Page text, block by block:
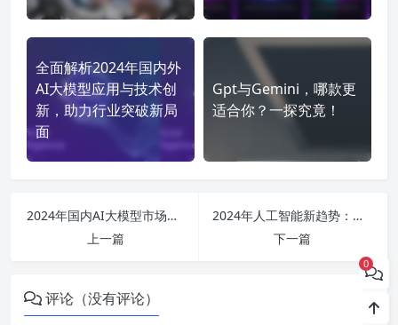
全面解析2024年国内外
AI大模型应用与技术创
新，助力行业突破新局
面
Gpt与Gemini，哪款更
适合你？一探究竟！
2024年国内AI大模型市场全景分析与发展趋势展望
上一篇
2024年人工智能新趋势：从高考作文到投资理财，全面解析未来发展潜力与案例应用
下一篇
评论（没有评论）
0